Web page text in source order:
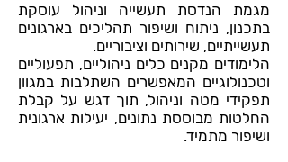
מגמת הנדסת תעשייה וניהול עוסקת
בתכנון, ניתוח ושיפור תהליכים בארגונים
תעשייתיים, שירותים וציבוריים.
הלימודים מקנים כלים ניהוליים, תפעוליים
וטכנולוגיים המאפשרים השתלבות במגוון
תפקידי מטה וניהול, תוך דגש על קבלת
החלטות מבוססת נתונים, יעילות ארגונית
ושיפור מתמיד.